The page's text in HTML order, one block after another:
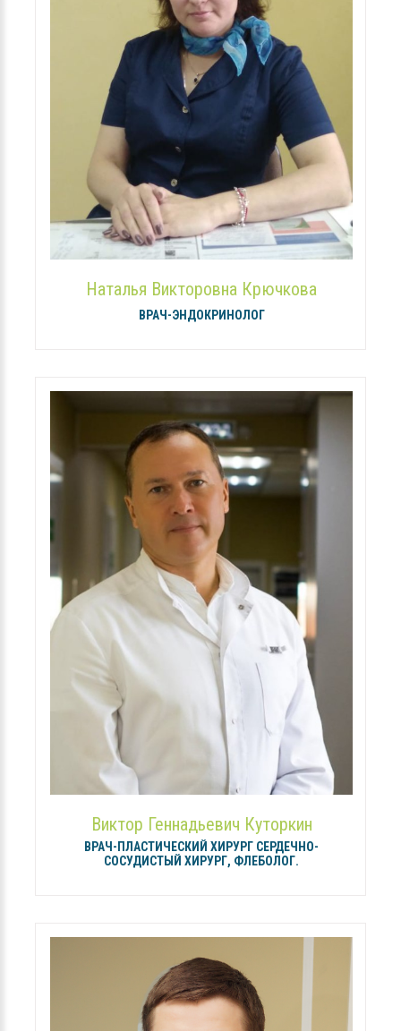
Наталья Викторовна Крючкова
ВРАЧ-ЭНДОКРИНОЛОГ
Виктор Геннадьевич Куторкин
ВРАЧ-ПЛАСТИЧЕСКИЙ ХИРУРГ СЕРДЕЧНО-
СОСУДИСТЫЙ ХИРУРГ, ФЛЕБОЛОГ.